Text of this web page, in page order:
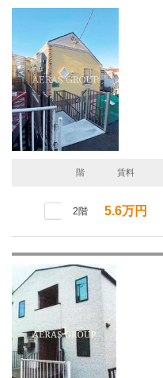
階 賃料
2階 5.6万円